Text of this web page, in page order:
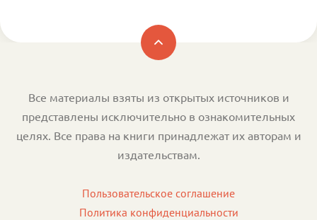
Все материалы взяты из открытых источников и
представлены исключительно в ознакомительных
целях. Все права на книги принадлежат их авторам и
издательствам.
Пользовательское соглашение
Политика конфиденциальности